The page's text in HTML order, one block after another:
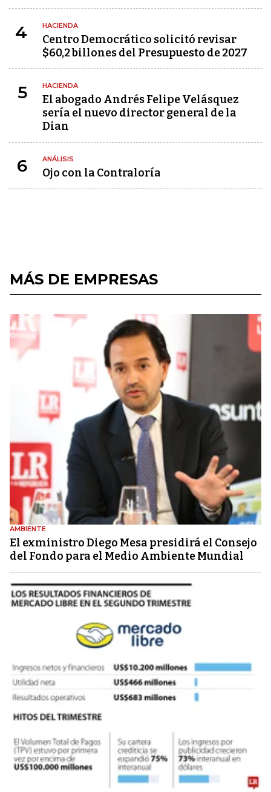
4 HACIENDA
Centro Democrático solicitó revisar
$60,2 billones del Presupuesto de 2027
5 HACIENDA
El abogado Andrés Felipe Velásquez
sería el nuevo director general de la
Dian
6 ANÁLISIS
Ojo con la Contraloría
MÁS DE EMPRESAS
AMBIENTE
El exministro Diego Mesa presidirá el Consejo
del Fondo para el Medio Ambiente Mundial